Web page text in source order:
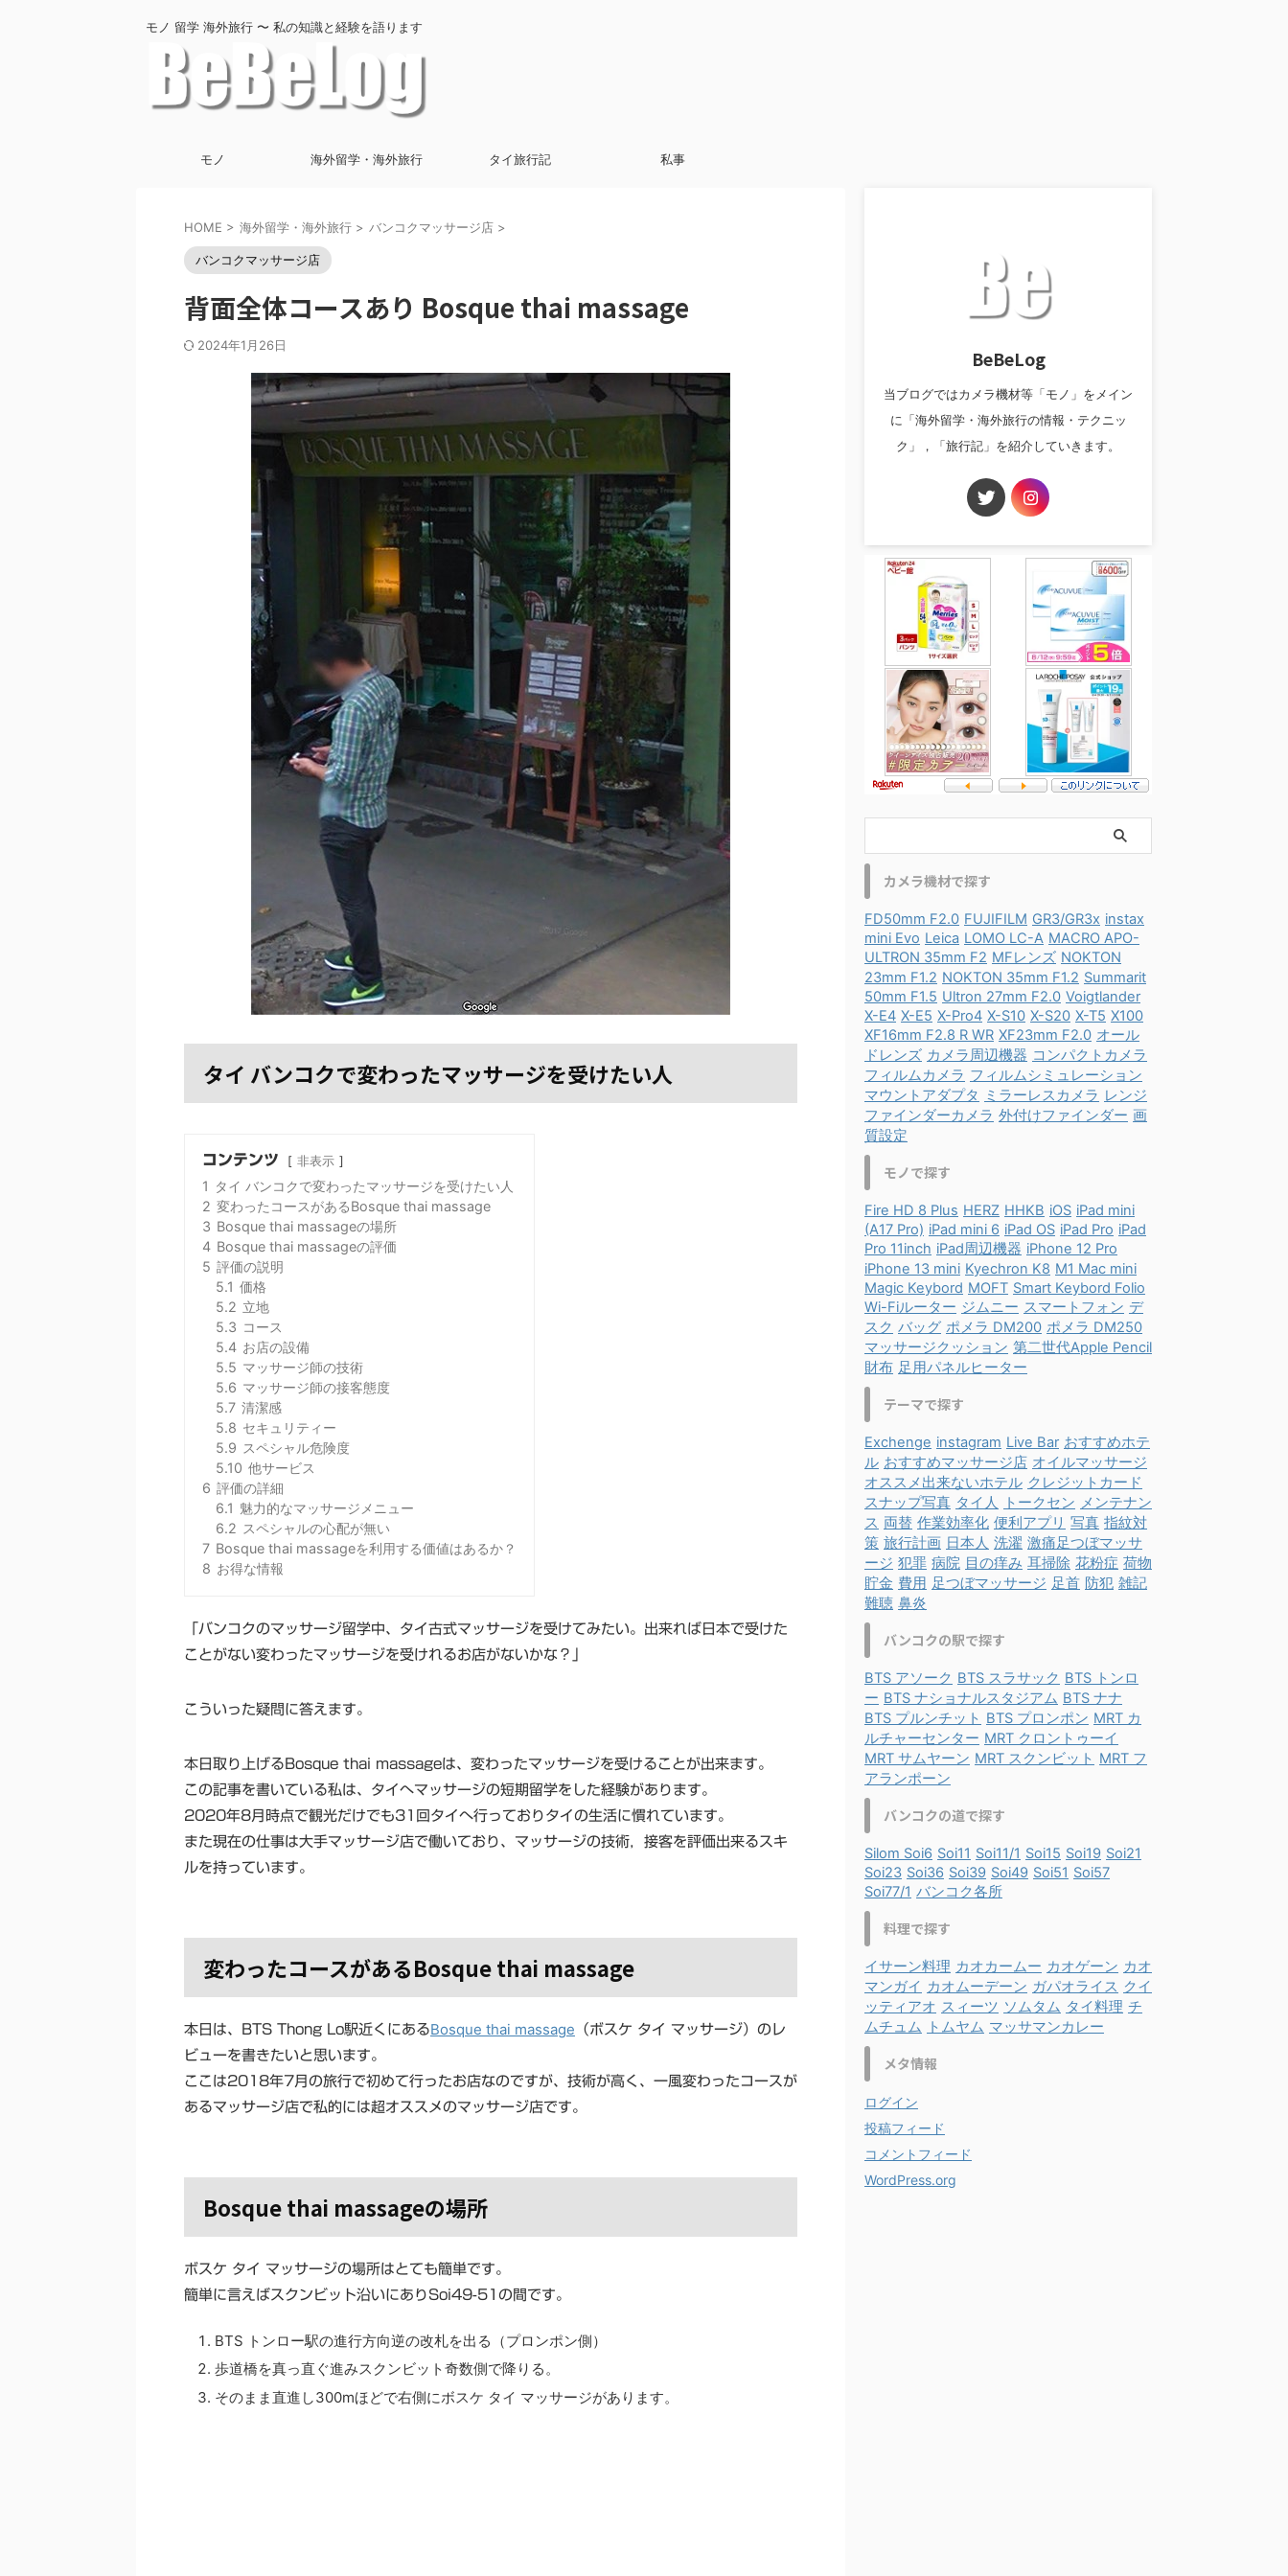
モノ 留学 海外旅行 〜 私の知識と経験を語ります
モノ 海外留学・海外旅行 タイ旅行記 私事
HOME > 海外留学・海外旅行 > バンコクマッサージ店 >
バンコクマッサージ店
背面全体コースあり Bosque thai massage
2024年1月26日
タイ バンコクで変わったマッサージを受けたい人
コンテンツ 非表示
1 タイ バンコクで変わったマッサージを受けたい人
2 変わったコースがあるBosque thai massage
3 Bosque thai massageの場所
4 Bosque thai massageの評価
5 評価の説明
5.1 価格
5.2 立地
5.3 コース
5.4 お店の設備
5.5 マッサージ師の技術
5.6 マッサージ師の接客態度
5.7 清潔感
5.8 セキュリティー
5.9 スペシャル危険度
5.10 他サービス
6 評価の詳細
6.1 魅力的なマッサージメニュー
6.2 スペシャルの心配が無い
7 Bosque thai massageを利用する価値はあるか？
8 お得な情報
「バンコクのマッサージ留学中、タイ古式マッサージを受けてみたい。出来れば日本で受けた
ことがない変わったマッサージを受けれるお店がないかな？」
こういった疑問に答えます。
本日取り上げるBosque thai massageは、変わったマッサージを受けることが出来ます。
この記事を書いている私は、タイへマッサージの短期留学をした経験があります。
2020年8月時点で観光だけでも31回タイへ行っておりタイの生活に慣れています。
また現在の仕事は大手マッサージ店で働いており、マッサージの技術，接客を評価出来るスキ
ルを持っています。
変わったコースがあるBosque thai massage
本日は、BTS Thong Lo駅近くにあるBosque thai massage （ボスケ タイ マッサージ）のレ
ビューを書きたいと思います。
ここは2018年7月の旅行で初めて行ったお店なのですが、技術が高く、一風変わったコースが
あるマッサージ店で私的には超オススメのマッサージ店です。
Bosque thai massageの場所
ボスケ タイ マッサージの場所はとても簡単です。
簡単に言えばスクンビット沿いにありSoi49-51の間です。
BTS トンロー駅の進行方向逆の改札を出る（プロンポン側）
歩道橋を真っ直ぐ進みスクンビット奇数側で降りる。
そのまま直進し300mほどで右側にボスケ タイ マッサージがあります。
BeBeLog
当ブログではカメラ機材等「モノ」をメイン
に「海外留学・海外旅行の情報・テクニッ
ク」，「旅行記」を紹介していきます。
カメラ機材で探す
FD50mm F2.0 FUJIFILM GR3/GR3x instax
mini Evo Leica LOMO LC-A MACRO APO-
ULTRON 35mm F2 MFレンズ NOKTON
23mm F1.2 NOKTON 35mm F1.2 Summarit
50mm F1.5 Ultron 27mm F2.0 Voigtlander
X-E4 X-E5 X-Pro4 X-S10 X-S20 X-T5 X100
XF16mm F2.8 R WR XF23mm F2.0 オール
ドレンズ カメラ周辺機器 コンパクトカメラ
フィルムカメラ フィルムシミュレーション
マウントアダプタ ミラーレスカメラ レンジ
ファインダーカメラ 外付けファインダー 画
質設定
モノで探す
Fire HD 8 Plus HERZ HHKB iOS iPad mini
(A17 Pro) iPad mini 6 iPad OS iPad Pro iPad
Pro 11inch iPad周辺機器 iPhone 12 Pro
iPhone 13 mini Kyechron K8 M1 Mac mini
Magic Keybord MOFT Smart Keybord Folio
Wi-Fiルーター ジムニー スマートフォン デ
スク バッグ ポメラ DM200 ポメラ DM250
マッサージクッション 第二世代Apple Pencil
財布 足用パネルヒーター
テーマで探す
Exchenge instagram Live Bar おすすめホテ
ル おすすめマッサージ店 オイルマッサージ
オススメ出来ないホテル クレジットカード
スナップ写真 タイ人 トークセン メンテナン
ス 両替 作業効率化 便利アプリ 写真 指紋対
策 旅行計画 日本人 洗濯 激痛足つぼマッサ
ージ 犯罪 病院 目の痒み 耳掃除 花粉症 荷物
貯金 費用 足つぼマッサージ 足首 防犯 雑記
難聴 鼻炎
バンコクの駅で探す
BTS アソーク BTS スラサック BTS トンロ
ー BTS ナショナルスタジアム BTS ナナ
BTS プルンチット BTS プロンポン MRT カ
ルチャーセンター MRT クロントゥーイ
MRT サムヤーン MRT スクンビット MRT フ
アランポーン
バンコクの道で探す
Silom Soi6 Soi11 Soi11/1 Soi15 Soi19 Soi21
Soi23 Soi36 Soi39 Soi49 Soi51 Soi57
Soi77/1 バンコク各所
料理で探す
イサーン料理 カオカームー カオゲーン カオ
マンガイ カオムーデーン ガパオライス クイ
ッティアオ スィーツ ソムタム タイ料理 チ
ムチュム
トムヤム マッサマンカレー
メタ情報
ログイン
投稿フィード
コメントフィード
WordPress.org